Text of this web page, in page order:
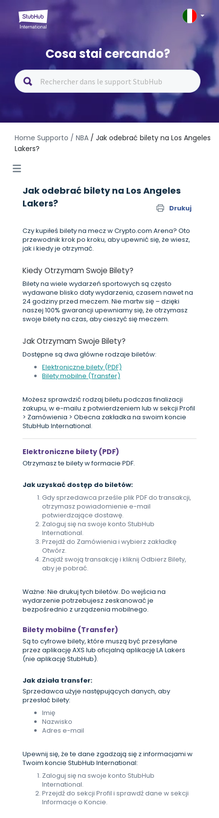
Cosa stai cercando?
Home Supporto / NBA / Jak odebrać bilety na Los Angeles
Lakers?
Jak odebrać bilety na Los Angeles
Lakers?
Drukuj
Czy kupiłeś bilety na mecz w Crypto.com Arena? Oto
przewodnik krok po kroku, aby upewnić się, że wiesz,
jak i kiedy je otrzymać.
Kiedy Otrzymam Swoje Bilety?
Bilety na wiele wydarzeń sportowych są często
wydawane blisko daty wydarzenia, czasem nawet na
24 godziny przed meczem. Nie martw się – dzięki
naszej 100% gwarancji upewniamy się, że otrzymasz
swoje bilety na czas, aby cieszyć się meczem.
Jak Otrzymam Swoje Bilety?
Dostępne są dwa główne rodzaje biletów:
Elektroniczne bilety (PDF)
Bilety mobilne (Transfer)
Możesz sprawdzić rodzaj biletu podczas finalizacji
zakupu, w e-mailu z potwierdzeniem lub w sekcji Profil
> Zamówienia > Obecna zakładka na swoim koncie
StubHub International.
Elektroniczne bilety (PDF)
Otrzymasz te bilety w formacie PDF.
Jak uzyskać dostęp do biletów:
Gdy sprzedawca prześle plik PDF do transakcji,
otrzymasz powiadomienie e-mail
potwierdzające dostawę.
Zaloguj się na swoje konto StubHub
International.
Przejdź do Zamówienia i wybierz zakładkę
Otwórz.
Znajdź swoją transakcję i kliknij Odbierz Bilety,
aby je pobrać.
Ważne: Nie drukuj tych biletów. Do wejścia na
wydarzenie potrzebujesz zeskanować je
bezpośrednio z urządzenia mobilnego.
Bilety mobilne (Transfer)
Są to cyfrowe bilety, które muszą być przesyłane
przez aplikację AXS lub oficjalną aplikację LA Lakers
(nie aplikację StubHub).
Jak działa transfer:
Sprzedawca użyje następujących danych, aby
przesłać bilety:
Imię
Nazwisko
Adres e-mail
Upewnij się, że te dane zgadzają się z informacjami w
Twoim koncie StubHub International:
Zaloguj się na swoje konto StubHub
International.
Przejdź do sekcji Profil i sprawdź dane w sekcji
Informacje o Koncie.